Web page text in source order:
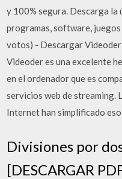
y 100% segura. Descarga la
programas, software,
votos) - Descargar
Videoder es una excelente
en el ordenador que es
servicios web de streaming.
Internet han simplificado
Divisiones por
[DESCARGAR